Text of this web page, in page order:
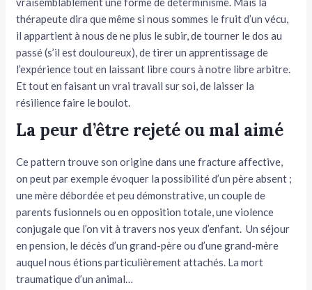
thérapeute dira que même si nous sommes le fruit d’un vécu,
il appartient à nous de ne plus le subir, de tourner le dos au
passé (s’il est douloureux), de tirer un apprentissage de
l’expérience tout en laissant libre cours à notre libre arbitre.
Et tout en faisant un vrai travail sur soi, de laisser la
résilience faire le boulot.
La peur d’être rejeté ou mal aimé
Ce pattern trouve son origine dans une fracture affective,
on peut par exemple évoquer la possibilité d’un père absent ;
une mère débordée et peu démonstrative, un couple de
parents fusionnels ou en opposition totale, une violence
conjugale que l’on vit à travers nos yeux d’enfant. Un séjour
en pension, le décès d’un grand-père ou d’une grand-mère
auquel nous étions particulièrement attachés. La mort
traumatique d’un animal…